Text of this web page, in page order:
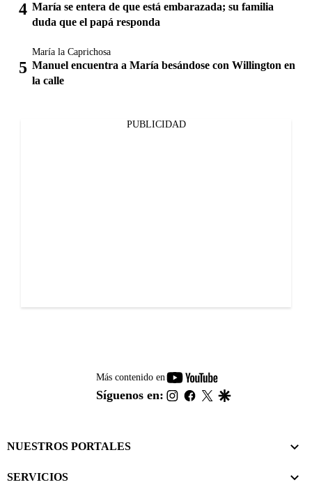
María se entera de que está embarazada; su familia
duda que el papá responda
María la Caprichosa
Manuel encuentra a María besándose con Willington en
la calle
PUBLICIDAD
Más contenido en
youtube-
footer
Síguenos en: instagram
facebook
twitter
NUESTROS PORTALES
SERVICIOS